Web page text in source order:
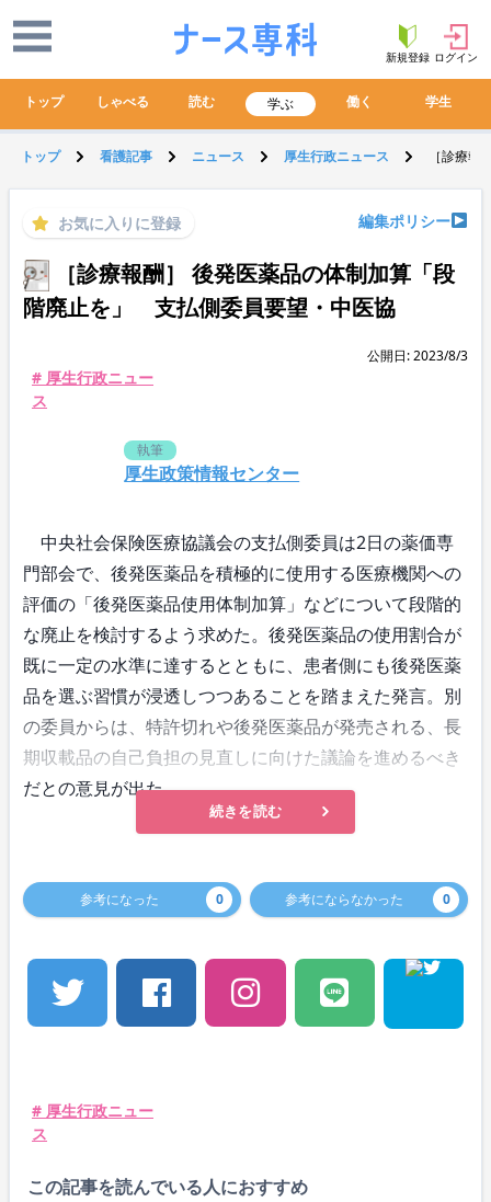
新規登録 ログイン
トップ しゃべる 読む 学ぶ 働く 学生
トップ 看護記事 ニュース 厚生行政ニュース ［診療
お気に入りに登録 編集ポリシー
［診療報酬］ 後発医薬品の体制加算「段
階廃止を」 支払側委員要望・中医協
公開日: 2023/8/3
# 厚生行政ニュー
ス
執筆
厚生政策情報センター
中央社会保険医療協議会の支払側委員は2日の薬価専
門部会で、後発医薬品を積極的に使用する医療機関への
評価の「後発医薬品使用体制加算」などについて段階的
な廃止を検討するよう求めた。後発医薬品の使用割合が
既に一定の水準に達するとともに、患者側にも後発医薬
品を選ぶ習慣が浸透しつつあることを踏まえた発言。別
の委員からは、特許切れや後発医薬品が発売される、長
期収載品の自己負担の見直しに向けた議論を進めるべき
だとの意見が出た。
続きを読む
参考になった 0 参考にならなかった 0
# 厚生行政ニュー
ス
この記事を読んでいる人におすすめ